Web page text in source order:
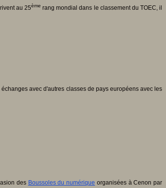
au 25ème rang mondial dans le classement du TOEC, il
avec d'autres classes de pays européens avec les
des Boussoles du numérique organisées à Cenon par